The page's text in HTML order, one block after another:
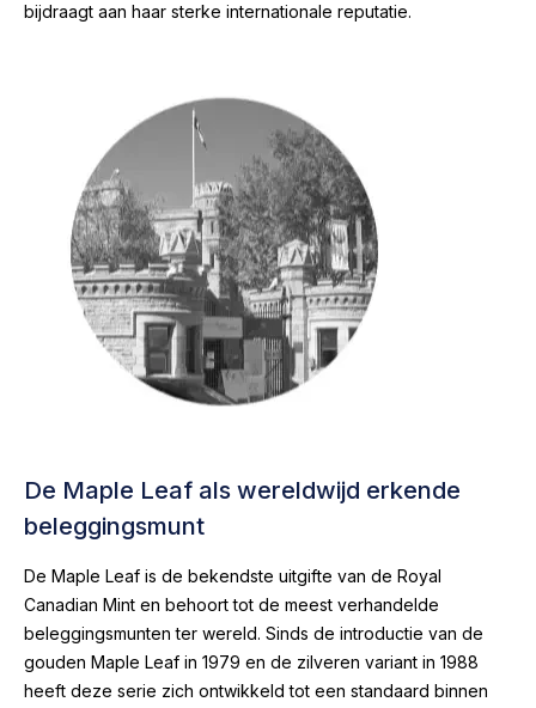
bijdraagt aan haar sterke internationale reputatie.
De Maple Leaf als wereldwijd erkende
beleggingsmunt
De Maple Leaf is de bekendste uitgifte van de Royal
Canadian Mint en behoort tot de meest verhandelde
beleggingsmunten ter wereld. Sinds de introductie van de
gouden Maple Leaf in 1979 en de zilveren variant in 1988
heeft deze serie zich ontwikkeld tot een standaard binnen